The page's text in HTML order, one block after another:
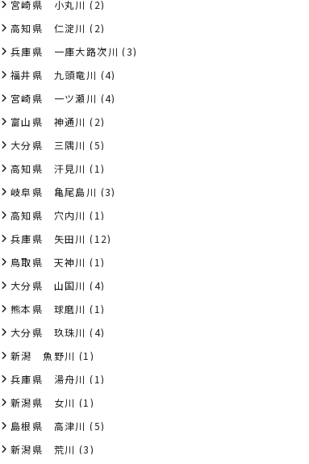
宮崎県 小丸川 (2)
高知県 仁淀川 (2)
兵庫県 一庫大路次川 (3)
福井県 九頭竜川 (4)
宮崎県 一ツ瀬川 (4)
富山県 神通川 (2)
大分県 三隅川 (5)
高知県 汗見川 (1)
岐阜県 亀尾島川 (3)
高知県 穴内川 (1)
兵庫県 矢田川 (12)
鳥取県 天神川 (1)
大分県 山国川 (4)
熊本県 球磨川 (1)
大分県 玖珠川 (4)
新潟 魚野川 (1)
兵庫県 湯舟川 (1)
新潟県 女川 (1)
島根県 高津川 (5)
新潟県 荒川 (3)